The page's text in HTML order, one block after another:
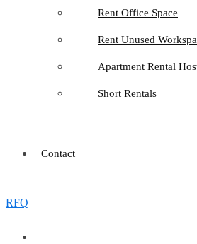
Rent Office Space
Rent Unused
Apartment Rental
Short Rentals
Contact
RFQ